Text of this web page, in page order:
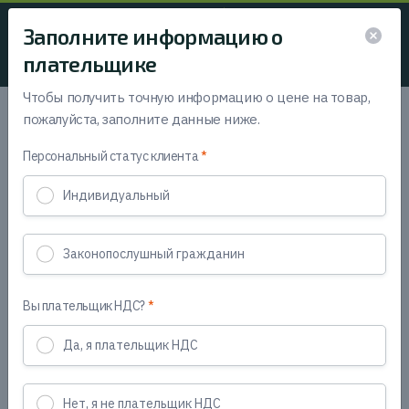
Опилочные брикеты
Корректная информация о плательщике
Транспортная упаковка:
Поддон
Необходимое количество поддонов:
1
2 3 4
Брикеты RUF (100 % древесина хвойных
Заполните информацию о
плательщике
Чтобы получить точную информацию о цене на товар,
пожалуйста, заполните данные ниже.
Персональный статус клиента
Индивидуальный
Законопослушный гражданин
Вы плательщик НДС?
Да, я плательщик НДС
Нет, я не плательщик НДС